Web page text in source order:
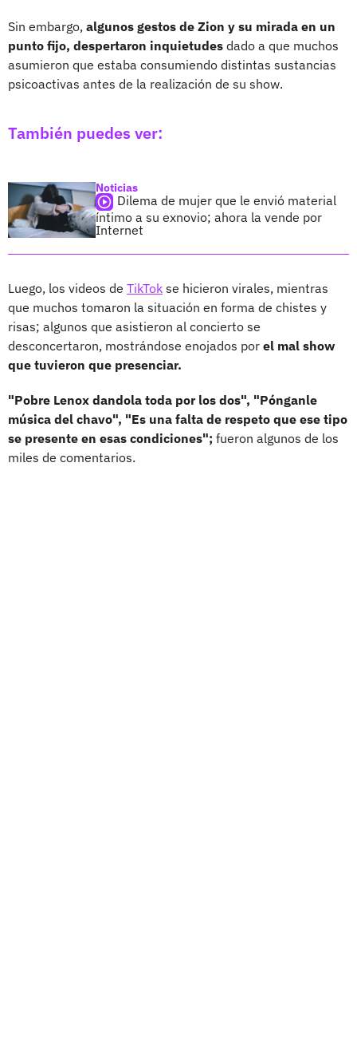
Sin embargo, algunos gestos de Zion y su mirada en un
punto fijo, despertaron inquietudes dado a que muchos
asumieron que estaba consumiendo distintas sustancias
psicoactivas antes de la realización de su show.
También puedes ver:
Noticias
Dilema de mujer que le envió material
íntimo a su exnovio; ahora la vende por
Internet
Luego, los videos de TikTok se hicieron virales, mientras
que muchos tomaron la situación en forma de chistes y
risas; algunos que asistieron al concierto se
desconcertaron, mostrándose enojados por el mal show
que tuvieron que presenciar.
"Pobre Lenox dandola toda por los dos", "Pónganle
música del chavo", "Es una falta de respeto que ese tipo
se presente en esas condiciones"; fueron algunos de los
miles de comentarios.